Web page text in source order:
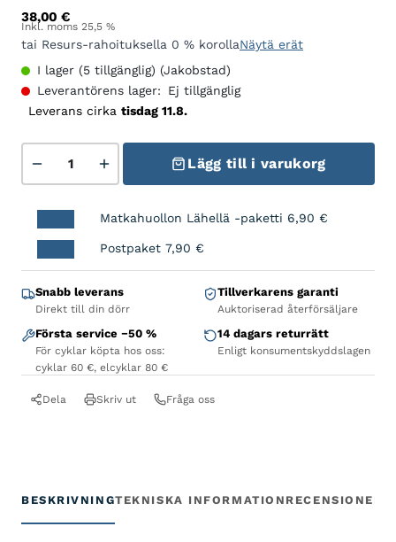
38,00€
Inkl. moms 25,5 %
tai Resurs-rahoituksella 0 % korollaNäytä erät
I lager (5 tillgänglig) (Jakobstad)
Leverantörens lager:
Ej tillgänglig
Leverans cirka tisdag 11.8.
Lägg till i varukorg
Matkahuollon Lähellä -paketti 6,90 €
Postpaket 7,90 €
Snabb leverans
Direkt till din dörr
Tillverkarens garanti
Auktoriserad återförsäljare
Första service −50 %
För cyklar köpta hos oss:
cyklar 60 €, elcyklar 80 €
14 dagars returrätt
Enligt konsumentskyddslagen
Dela Skriv ut Fråga oss
BESKRIVNINGTEKNISKA INFORMATION RECENSIONER